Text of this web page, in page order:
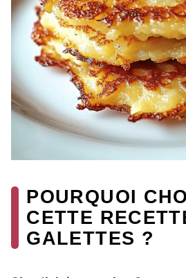
POURQUOI
CETTE
GALETTES ?